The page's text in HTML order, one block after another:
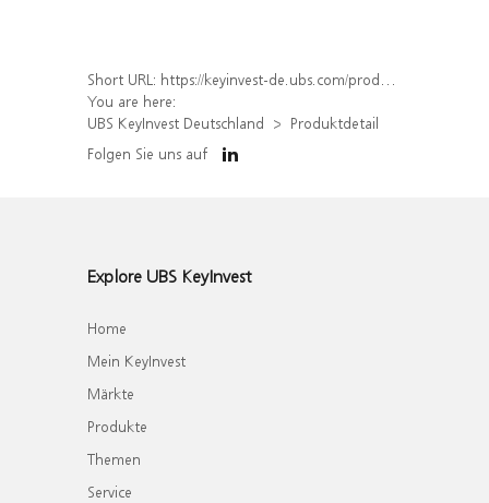
Short URL: https://keyinvest-de.ubs.com/produkt/detail/index/isin/DE000WA8UBB8
You are here:
UBS KeyInvest Deutschland
Produktdetail
Folgen Sie uns auf
Explore UBS KeyInvest
Home
Mein KeyInvest
Märkte
Produkte
Themen
Service